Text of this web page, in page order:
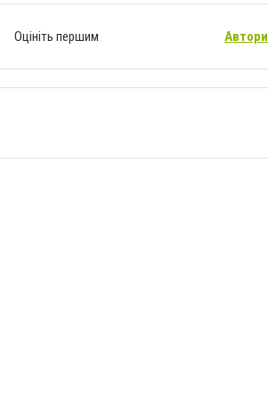
Оцініть першим